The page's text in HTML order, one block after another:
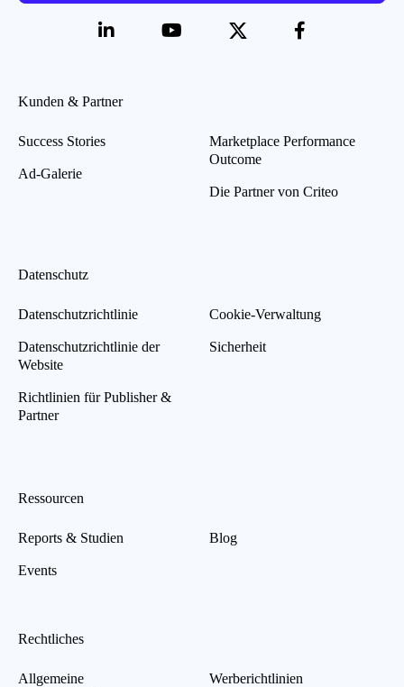
Kunden & Partner
Success Stories
Ad-Galerie
Marketplace Performance
Outcome
Die Partner von Criteo
Datenschutz
Datenschutzrichtlinie
Datenschutzrichtlinie der
Website
Richtlinien für Publisher &
Partner
Cookie-Verwaltung
Sicherheit
Ressourcen
Reports & Studien
Events
Blog
Rechtliches
Allgemeine
Werberichtlinien